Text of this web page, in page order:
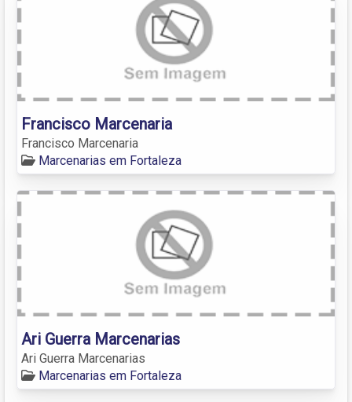
Francisco Marcenaria
Francisco Marcenaria
Marcenarias em Fortaleza
Ari Guerra Marcenarias
Ari Guerra Marcenarias
Marcenarias em Fortaleza